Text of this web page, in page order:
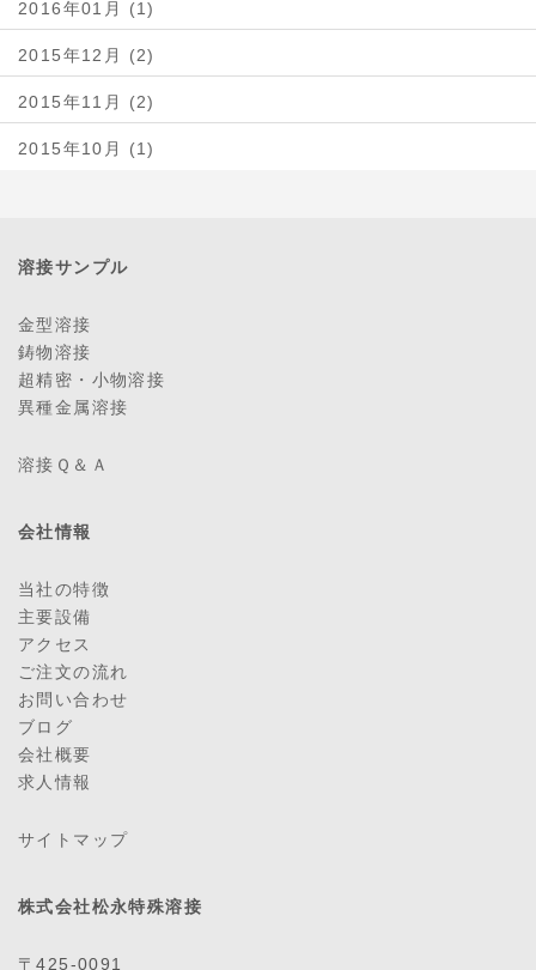
2016年01月 (1)
2015年12月 (2)
2015年11月 (2)
2015年10月 (1)
溶接サンプル
金型溶接
鋳物溶接
超精密・小物溶接
異種金属溶接
溶接Ｑ＆Ａ
会社情報
当社の特徴
主要設備
アクセス
ご注文の流れ
お問い合わせ
ブログ
会社概要
求人情報
サイトマップ
株式会社松永特殊溶接
〒425-0091